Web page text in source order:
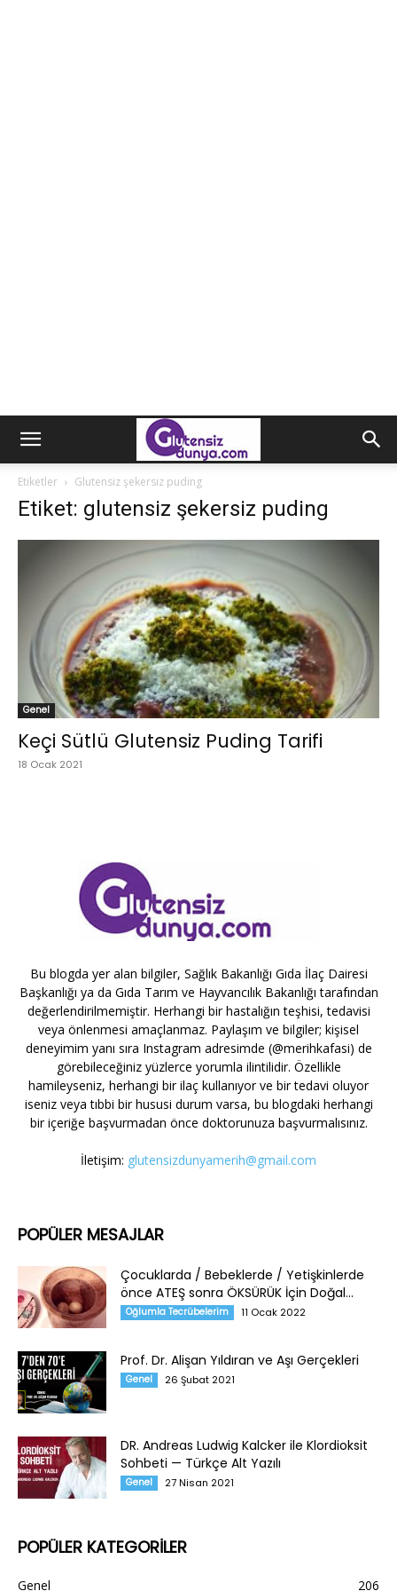
Etiketler Glutensiz şekersiz puding
Etiket: glutensiz şekersiz puding
Genel
Keçi Sütlü Glutensiz Puding Tarifi
18 Ocak 2021
Bu blogda yer alan bilgiler, Sağlık Bakanlığı Gıda İlaç Dairesi
Başkanlığı ya da Gıda Tarım ve Hayvancılık Bakanlığı tarafından
değerlendirilmemiştir. Herhangi bir hastalığın teşhisi, tedavisi
veya önlenmesi amaçlanmaz. Paylaşım ve bilgiler; kişisel
deneyimim yanı sıra Instagram adresimde (@merihkafasi) de
görebileceğiniz yüzlerce yorumla ilintilidir. Özellikle
hamileyseniz, herhangi bir ilaç kullanıyor ve bir tedavi oluyor
iseniz veya tıbbi bir hususi durum varsa, bu blogdaki herhangi
bir içeriğe başvurmadan önce doktorunuza başvurmalısınız.
İletişim: glutensizdunyamerih@gmail.com
POPÜLER MESAJLAR
Çocuklarda / Bebeklerde / Yetişkinlerde
önce ATEŞ sonra ÖKSÜRÜK İçin Doğal...
Oğlumla Tecrübelerim 11 Ocak 2022
Prof. Dr. Alişan Yıldıran ve Aşı Gerçekleri
Genel 26 Şubat 2021
DR. Andreas Ludwig Kalcker ile Klordioksit
Sohbeti — Türkçe Alt Yazılı
Genel 27 Nisan 2021
POPÜLER KATEGORİLER
Genel 206